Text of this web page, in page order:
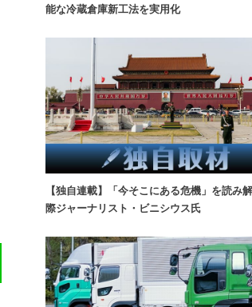
能な冷蔵倉庫新工法を実用化
【独自連載】「今そこにある危機」を読み
際ジャーナリスト・ビニシウス氏